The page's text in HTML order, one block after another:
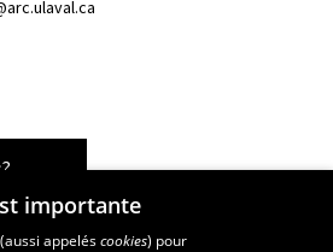
YouTube
importante
appeléscookies) pour